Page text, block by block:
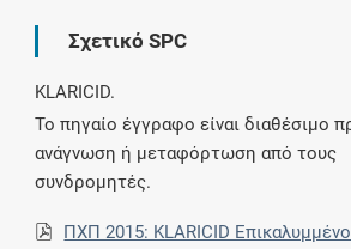
Σχετικό SPC
KLARICID.
Το πηγαίο έγγραφο είναι διαθέσιμο
ανάγνωση ή μεταφόρτωση από τους
συνδρομητές.
ΠΧΠ 2015: KLARICID